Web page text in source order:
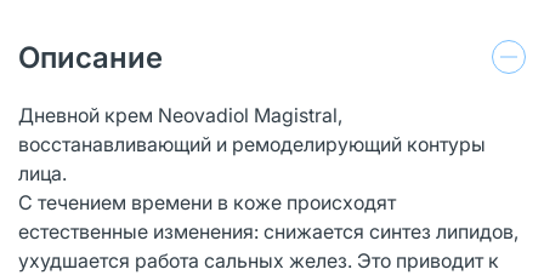
Описание
Дневной крем Neovadiol Magistral,
восстанавливающий и ремоделирующий контуры
лица.
С течением времени в коже происходят
естественные изменения: снижается синтез липидов,
ухудшается работа сальных желез. Это приводит к